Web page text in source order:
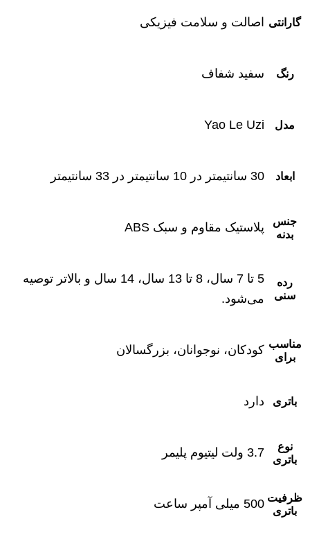
گارانتی اصالت و سلامت فیزیکی
رنگ سفید شفاف
مدل Yao Le Uzi
ابعاد 30 سانتیمتر در 10 سانتیمتر در 33 سانتیمتر
جنس
بدنه
پلاستیک مقاوم و سبک ABS
رده
سنی
5 تا 7 سال، 8 تا 13 سال، 14 سال و بالاتر توصیه
‌می‌شود.
مناسب
برای
کودکان، نوجوانان، بزرگسالان
باتری دارد
نوع
باتری
3.7 ولت لیتیوم پلیمر
ظرفیت
باتری
500 میلی آمپر ساعت